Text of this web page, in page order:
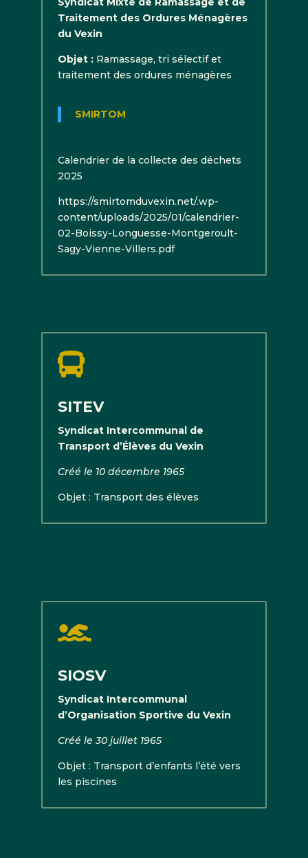
Traitement des Ordures Ménagères
du Vexin
Objet :Ramassage, tri sélectif et
traitement des ordures ménagères
SMIRTOM
Calendrier de la collecte des déchets
2025
https://smirtomduvexin.net/.wp-
content/uploads/2025/01/calendrier-
02-Boissy-Longuesse-Montgeroult-
Sagy-Vienne-Villers.pdf

SITEV
Syndicat Intercommunal de
Transport d’Élèves du Vexin
Créé le 10 décembre 1965
Objet : Transport des élèves

SIOSV
Syndicat Intercommunal
d’Organisation Sportive du Vexin
Créé le 30 juillet 1965
Objet : Transport d’enfants l’été vers
les piscines